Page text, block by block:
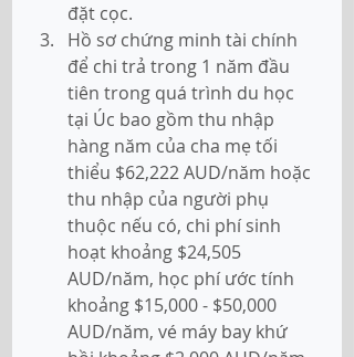
đặt cọc.
Hồ sơ chứng minh tài chính
để chi trả trong 1 năm đầu
tiên trong quá trình du học
tại Úc bao gồm thu nhập
hàng năm của cha mẹ tối
thiểu $62,222 AUD/năm hoặc
thu nhập của người phụ
thuộc nếu có, chi phí sinh
hoạt khoảng $24,505
AUD/năm, học phí ước tính
khoảng $15,000 - $50,000
AUD/năm, vé máy bay khứ